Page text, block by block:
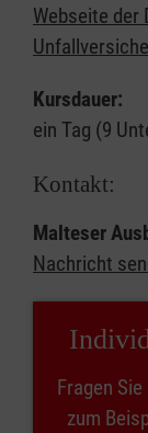
Webseite der
Kursdauer:
ein Tag (9
Kontakt:
Malteser
Nachricht
Fragen
zum